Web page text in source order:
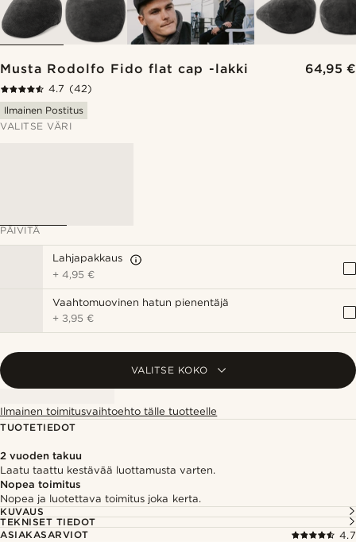
Musta Rodolfo Fido flat cap -lakki 64,95 €
4.7 (42)
Ilmainen Postitus
VALITSE VÄRI
PÄIVITÄ
Lahjapakkaus
+4,95 €
Vaahtomuovinen hatun pienentäjä
+ 3,95 €
VALITSE KOKO
Ilmainen toimitusvaihtoehto tälle tuotteelle
TUOTETIEDOT
2 vuoden takuu
Laatu taattu kestävää luottamusta varten.
Nopea toimitus
Nopea ja luotettava toimitus joka kerta.
KUVAUS
TEKNISET TIEDOT
ASIAKASARVIOT
4.7